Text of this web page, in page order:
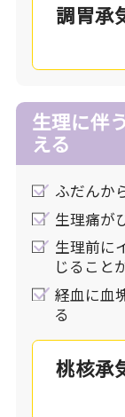
調胃承
生理に伴
える
ふだんか
生理痛が
生理前に
じること
経血に血
る
桃核承